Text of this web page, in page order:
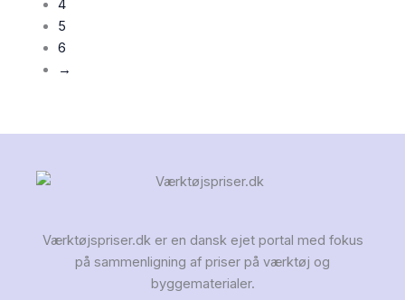
4
5
6
→
Værktøjspriser.dk er en dansk ejet portal med fokus
på sammenligning af priser på værktøj og
byggematerialer.